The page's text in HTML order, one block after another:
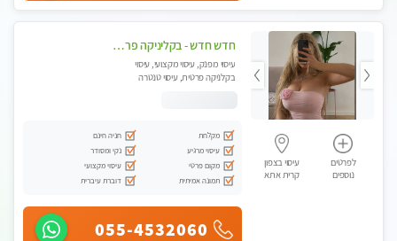
לפרטים
נוספים
עיסוי בצפון
קרית אתא
חדש חדש - בקליניקה פרטית עיסוי לחידוש אנרגיות עיסוי חלומי מומלץ מאוד !
עיסוי מפנק, עיסוי מקצועי, עיסוי
בקלניקה פרטית, עיסוי טנטרה
מקלחת
חניה חינם
עיסוי מרגיע
נקי ומסודר
מקום פרטי
עיסוי מקצועי
תמונה אמיתית
דוברת עיברית
055-4532060